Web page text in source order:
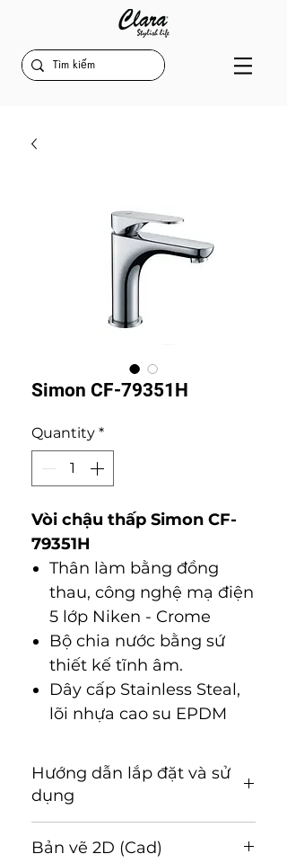
Simon CF-79351H
Quantity *
Vòi chậu thấp Simon CF-
79351H
Thân làm bằng đồng
thau, công nghệ mạ điện
5 lớp Niken - Crome
Bộ chia nước bằng sứ
thiết kế tĩnh âm.
Dây cấp Stainless Steal,
lõi nhựa cao su EPDM
Hướng dẫn lắp đặt và sử
dụng
dụng (T ải v ề)
Bản vẽ 2D (Cad)